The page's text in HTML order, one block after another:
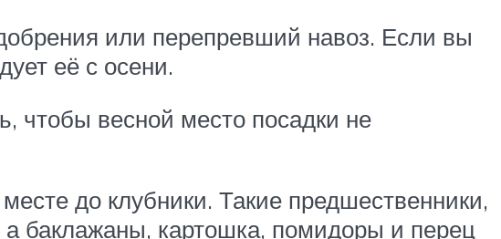
или перепревший навоз. Если вы
её с осени.
чтобы весной место посадки не
до клубники. Такие предшественники,
баклажаны, картошка, помидоры и перец